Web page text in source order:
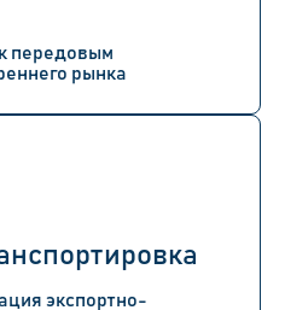
передовым
рынка
экспортно-